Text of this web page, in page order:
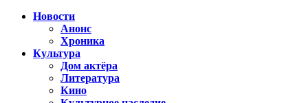
Новости
Анонс
Хроника
Культура
Дом актёра
Литература
Кино